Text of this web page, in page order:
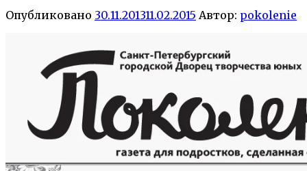
Опубликовано 30.11.201311.02.2015 Автор: pokolenie